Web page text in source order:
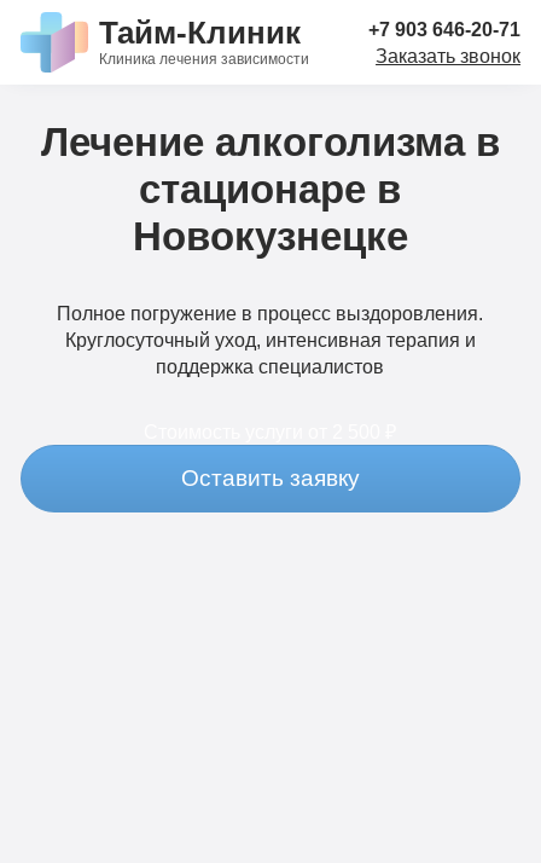
Тайм-Клиник
Клиника лечения зависимости
+7 903 646-20-71
Заказать звонок
Лечение алкоголизма в
стационаре в
Новокузнецке
Полное погружение в процесс выздоровления.
Круглосуточный уход, интенсивная терапия и
поддержка специалистов
Оставить заявку